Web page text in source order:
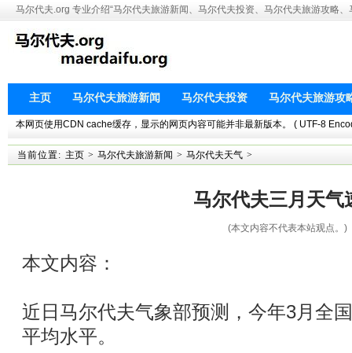
马尔代夫.org 专业介绍“马尔代夫旅游新闻、马尔代夫投资、马尔代夫旅游攻略
主页 马尔代夫旅游新闻 马尔代夫投资 马尔代夫旅游攻
本网页使用CDN cache缓存，显示的网页内容可能并非最新版本。 ( UTF-8
当前位置: 主页 > 马尔代夫旅游新闻 > 马尔代夫天气 >
马尔代夫三月天气
(本文内容不代表本站观点。)
本文内容：
近日马尔代夫气象部预测，今年3月全
平均水平。